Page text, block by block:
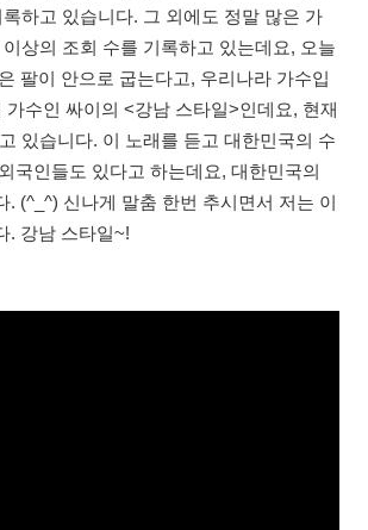
하고 있습니다. 그 외에도 정말 많은 가
상의 조회 수를 기록하고 있는데요, 오늘
팔이 안으로 굽는다고, 우리나라 가수입
가수인 싸이의 <강남 스타일>인데요, 현재
있습니다. 이 노래를 듣고 대한민국의 수
국인들도 있다고 하는데요, 대한민국의
. (^_^) 신나게 말춤 한번 추시면서 저는 이
. 강남 스타일~!